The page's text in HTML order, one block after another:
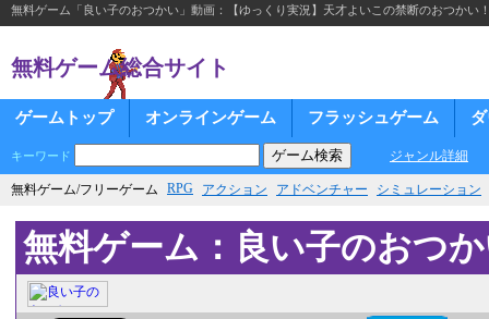
無料ゲーム「良い子のおつかい」動画：【ゆっくり実況】天才よいこの禁断のおつかい
無料ゲーム総合サイト
ゲームトップ オンラインゲーム フラッシュゲーム
キーワード ジャンル詳細
無料ゲーム/フリーゲーム RPG アクション アドベンチャー シミュレーション
無料ゲーム：良い子のおつ